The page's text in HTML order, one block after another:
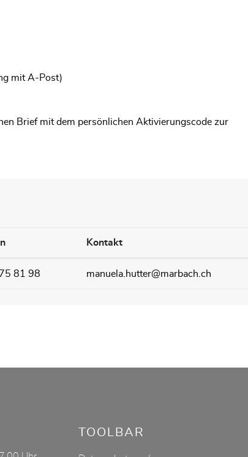
mit A-Post)
Brief mit dem persönlichen Aktivierungscode zur
Kontakt
81 98 manuela.hutter@marbach.ch
TOOLBAR